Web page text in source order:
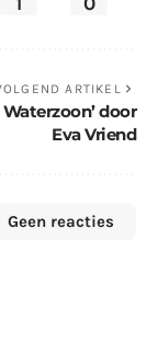
ARTIKEL
Waterzoon’ door
Eva Vriend
Geen reacties